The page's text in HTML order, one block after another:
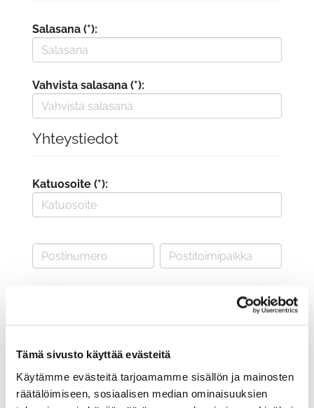
Tämä sivusto käyttää evästeitä
Käytämme evästeitä tarjoamamme sisällön ja mainosten
räätälöimiseen, sosiaalisen median ominaisuuksien
Salasana (*):
Vahvista salasana (*):
Yhteystiedot
Katuosoite (*):
Valitse seura: